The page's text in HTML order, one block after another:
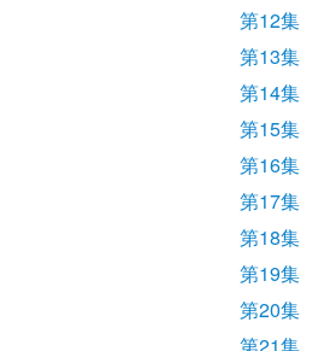
第12集
第13集
第14集
第15集
第16集
第17集
第18集
第19集
第20集